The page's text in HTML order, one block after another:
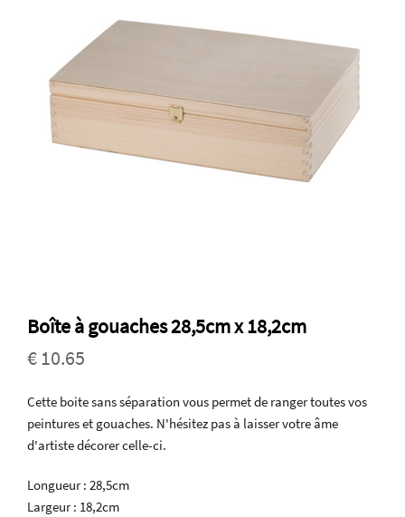
Boîte à gouaches 28,5cm x 18,2cm
€ 10.65
Cette boite sans séparation vous permet de ranger toutes vos
peintures et gouaches. N'hésitez pas à laisser votre âme
d'artiste décorer celle-ci.
Longueur : 28,5cm
Largeur : 18,2cm